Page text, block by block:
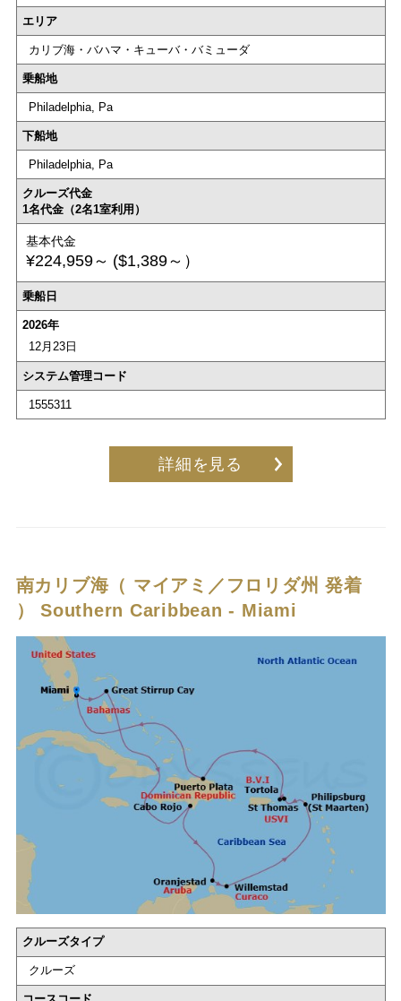
エリア
カリブ海・バハマ・キューバ・バミューダ
乗船地
Philadelphia, Pa
下船地
Philadelphia, Pa
クルーズ代金
1名代金（2名1室利用）
基本代金
¥224,959～ ($1,389～）
乗船日
2026年
12月23日
システム管理コード
1555311
詳細を見る
南カリブ海（ マイアミ／フロリダ州 発着
） Southern Caribbean - Miami
クルーズタイプ
クルーズ